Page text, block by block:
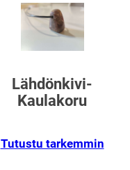
Lähdönkivi-
Kaulakoru
Tutustu tarkemmin